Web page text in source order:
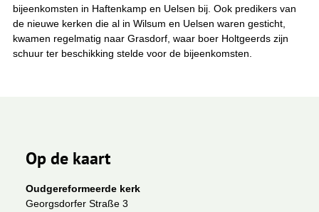
bijeenkomsten in Haftenkamp en Uelsen bij. Ook predikers van
de nieuwe kerken die al in Wilsum en Uelsen waren gesticht,
kwamen regelmatig naar Grasdorf, waar boer Holtgeerds zijn
schuur ter beschikking stelde voor de bijeenkomsten.
Op de kaart
Oudgereformeerde kerk
Georgsdorfer Straße 3